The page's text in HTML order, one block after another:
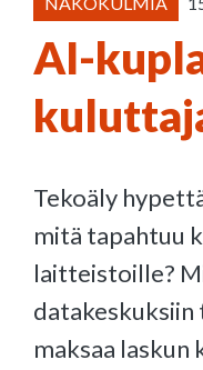
AI-
Tekoäly
mitä tapahtuu
laitteistoille?
maksaa laskun